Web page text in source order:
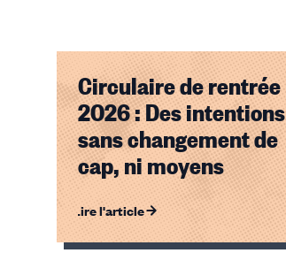
Circulaire de rentrée
2026 : Des intentions
sans changement de
cap, ni moyens
Lire l'article
Éléments